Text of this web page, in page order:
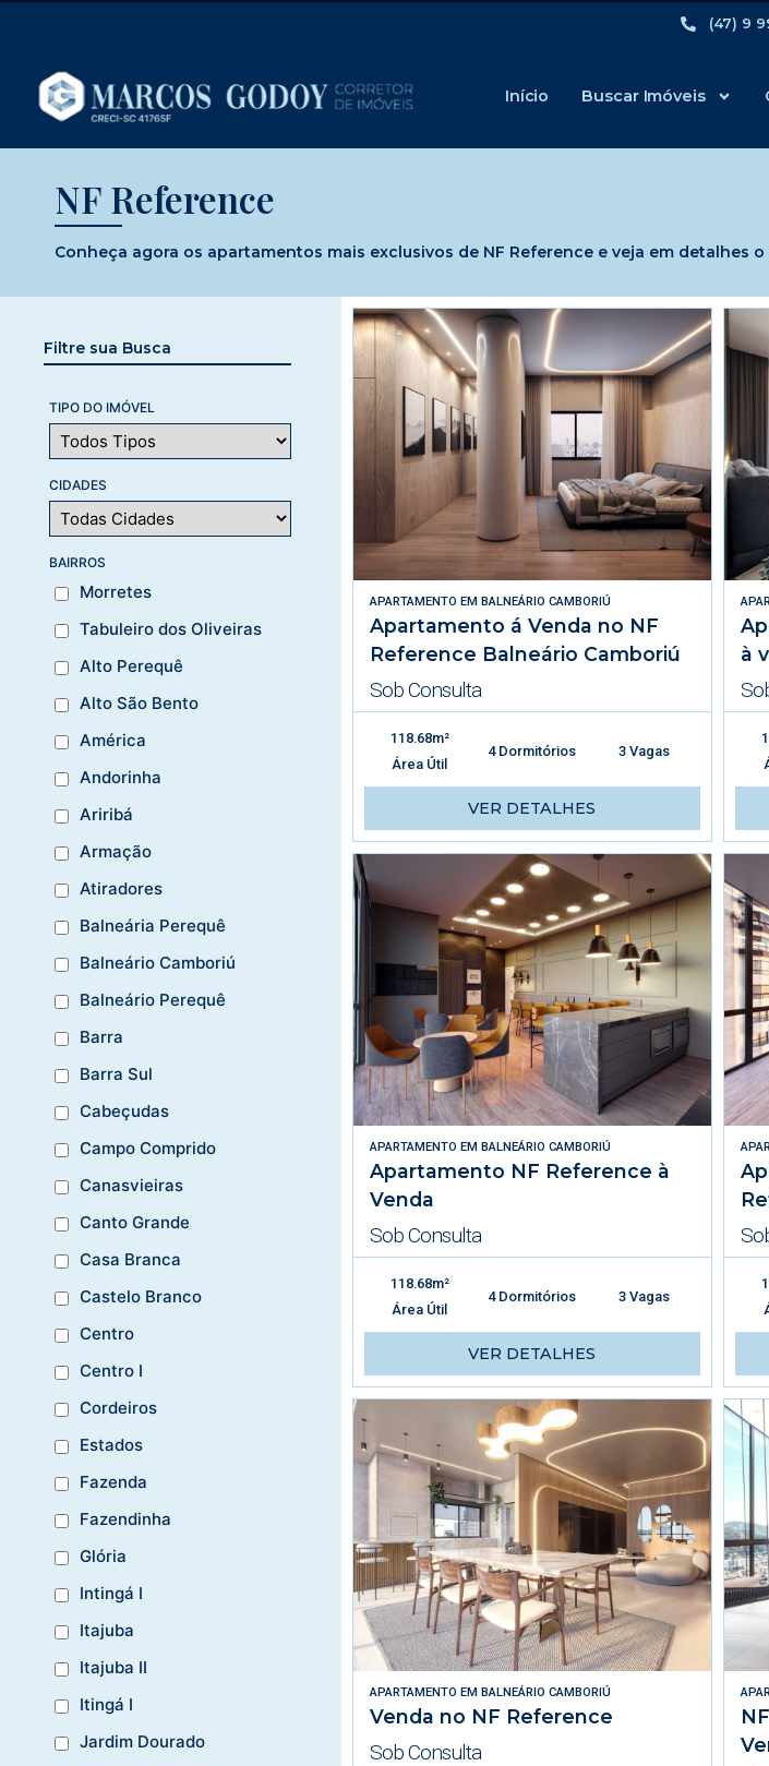
(47) 9
Início Buscar Imóveis
NF Reference
Conheça agora os apartamentos mais exclusivos de NF Reference e veja em detalhes
Filtre sua Busca
TIPO DO IMÓVEL
CIDADES
BAIRROS
Morretes
Tabuleiro dos Oliveiras
Alto Perequê
Alto São Bento
América
Andorinha
Ariribá
Armação
Atiradores
Balneária Perequê
Balneário Camboriú
Balneário Perequê
Barra
Barra Sul
Cabeçudas
Campo Comprido
Canasvieiras
Canto Grande
Casa Branca
Castelo Branco
Centro
Centro I
Cordeiros
Estados
Fazenda
Fazendinha
Glória
Intingá I
Itajuba
Itajuba II
Itingá I
Jardim Dourado
APARTAMENTO EM BALNEÁRIO CAMBORIÚ
Apartamento á Venda no NF
Reference Balneário Camboriú
Sob Consulta
118.68m²
Área Útil
4 Dormitórios 3 Vagas
VER DETALHES
à
APARTAMENTO EM BALNEÁRIO CAMBORIÚ
Apartamento NF Reference à
Venda
Sob Consulta
118.68m²
Área Útil
4 Dormitórios 3 Vagas
VER DETALHES
APARTAMENTO EM BALNEÁRIO CAMBORIÚ
Venda no NF Reference
Sob Consulta